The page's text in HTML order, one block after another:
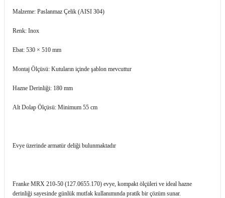
Malzeme: Paslanmaz Çelik (AISI 304)
Renk: Inox
Ebat: 530 × 510 mm
Montaj Ölçüsü: Kutuların içinde şablon mevcuttur
Hazne Derinliği: 180 mm
Alt Dolap Ölçüsü: Minimum 55 cm
Evye üzerinde armatür deliği bulunmaktadır
Franke MRX 210-50 (127.0655.170) evye, kompakt ölçüleri ve ideal hazne
derinliği sayesinde günlük mutfak kullanımında pratik bir çözüm sunar.